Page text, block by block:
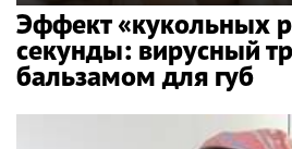
Эффект «кукольных
секунды: вирусный
бальзамом для губ